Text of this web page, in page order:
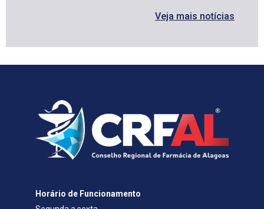
Veja mais notícias
Horário de Funcionamento